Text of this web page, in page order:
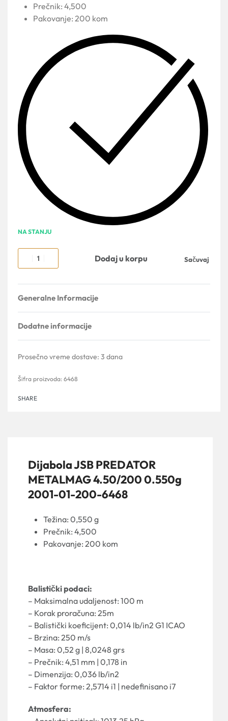
Prečnik: 4,500
Pakovanje: 200 kom
NA STANJU
Dodaj u korpu Sačuvaj
Generalne Informacije
Dodatne informacije
Prosečno vreme dostave: 3 dana
6468
SHARE
Dijabola JSB PREDATOR
METALMAG 4.50/200 0.550g
2001-01-200-6468
Težina: 0,550 g
Prečnik: 4,500
Pakovanje: 200 kom
Balistički podaci:
– Maksimalna udaljenost: 100 m
– Korak proračuna: 25m
– Balistički koeficijent: 0,014 lb/in2 G1 ICAO
– Brzina: 250 m/s
– Masa: 0,52 g | 8,0248 grs
– Prečnik: 4,51 mm | 0,178 in
– Dimenzija: 0,036 lb/in2
– Faktor forme: 2,5714 i1 | nedefinisano i7
Atmosfera: